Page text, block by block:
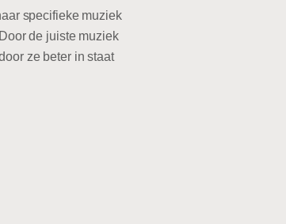
specifieke muziek
de juiste muziek
ze beter in staat